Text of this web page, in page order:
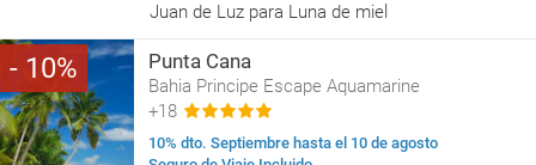
Juan de Luz para Luna de miel
10 Punta Cana
Bahia Principe Escape Aquamarine
+18
10% dto. Septiembre hasta el 10 de agosto